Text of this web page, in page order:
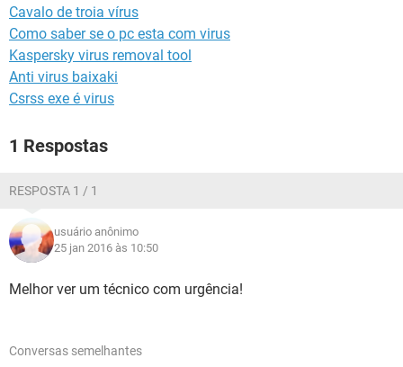
Cavalo de troia vírus
Como saber se o pc esta com virus
Kaspersky virus removal tool
Anti virus baixaki
Csrss exe é virus
1 Respostas
RESPOSTA 1 / 1
usuário anônimo
25 jan 2016 às 10:50
Melhor ver um técnico com urgência!
Conversas semelhantes